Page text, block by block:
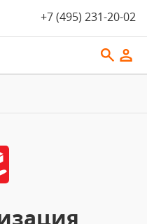
+7 (495) 231-20-02